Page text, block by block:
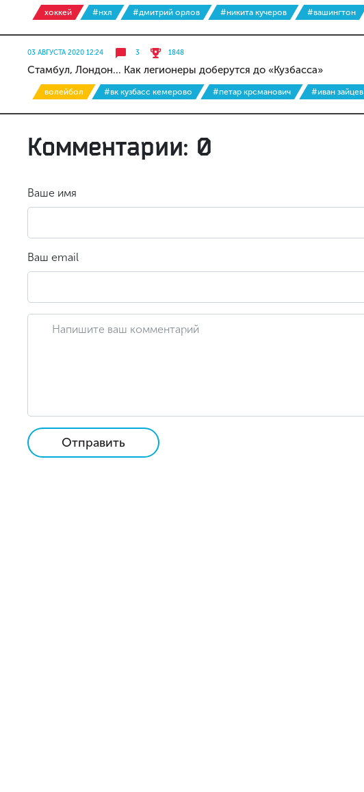
хоккей #нхл #дмитрий орлов #никита кучеров #вашингтон
03 АВГУСТА 2020 12:24 3 1848
Стамбул, Лондон... Как легионеры доберутся до «Кузбасса»
волейбол #вк кузбасс кемерово #петар крсманович #иван зайцев
Комментарии: 0
Ваше имя
Ваш email
Отправить